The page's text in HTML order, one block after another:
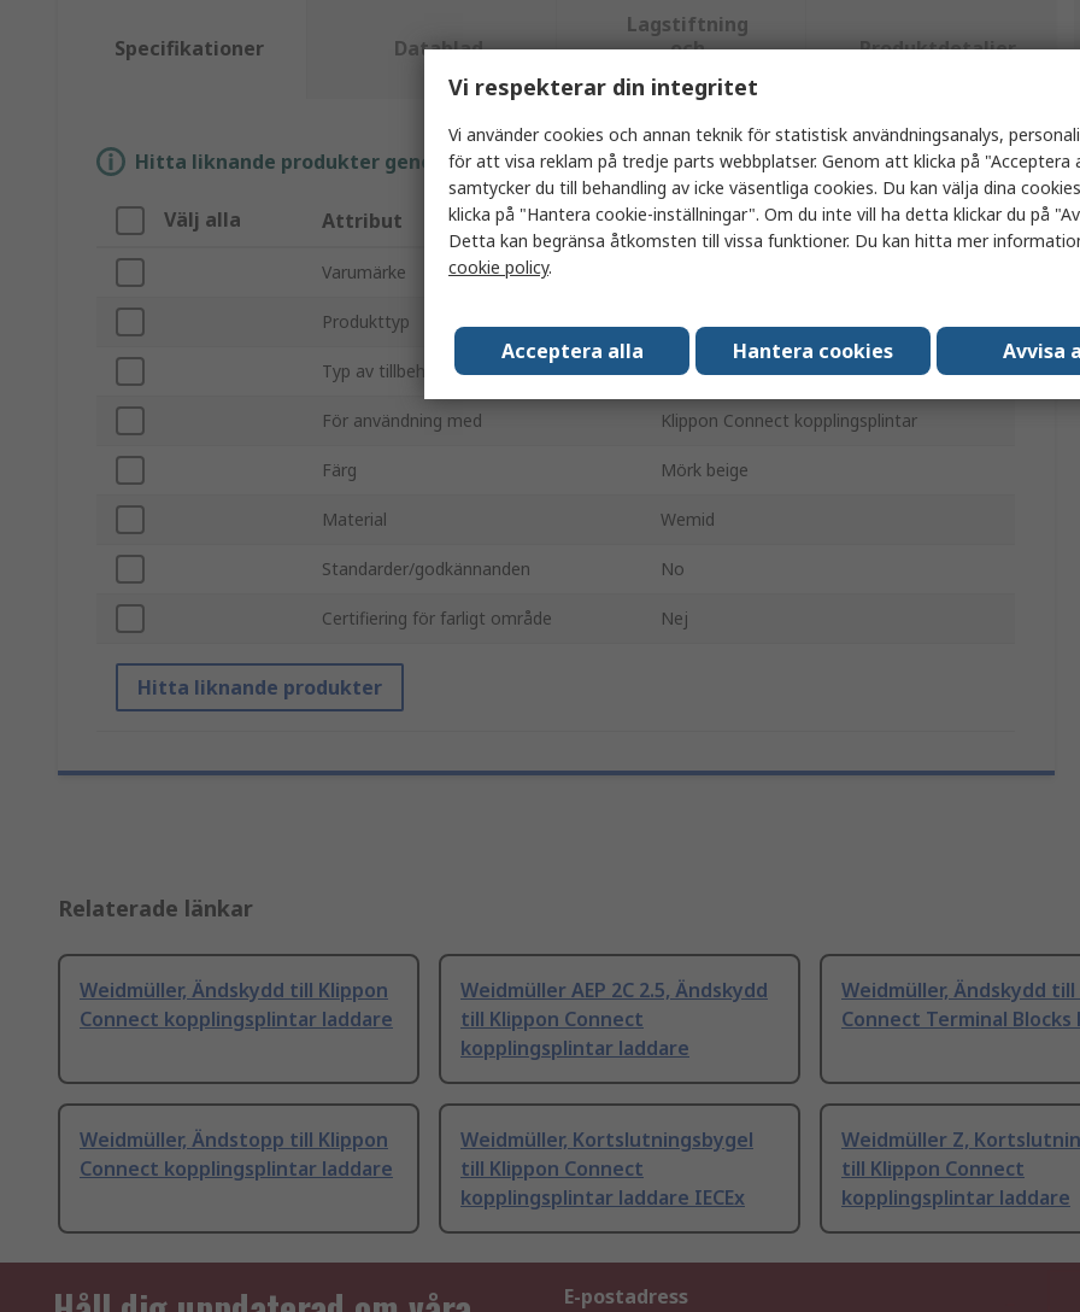
Specifikationer
Datablad
Lagstiftning
och
ursprungsland
Produktdetaljer
Hitta liknande produkter genom att välja ett eller flera attribut.
Välj alla Attribut Värde
Varumärke
Produkttyp Adapterhylsa
Typ av tillbehör Ändskydd
För användning med Klippon Connect kopplingsplintar
Färg Mörk beige
Material Wemid
Standarder/godkännanden No
Certifiering för farligt område Nej
Hitta liknande produkter
Relaterade länkar
Weidmüller, Ändskydd till Klippon
Connect kopplingsplintar laddare
Weidmüller AEP 2C 2.5, Ändskydd
till Klippon Connect
kopplingsplintar laddare
Weidmüller, Ändskydd till
Connect Terminal Blocks
Weidmüller, Ändstopp till Klippon
Connect kopplingsplintar laddare
Weidmüller, Kortslutningsbygel
till Klippon Connect
kopplingsplintar laddare IECEx
Weidmüller Z,
till Klippon Connect
kopplingsplintar laddare
E-postadress
Vi respekterar din integritet
Vi använder cookies och annan teknik för statistisk användningsanalys,
för att visa reklam på tredje parts webbplatser. Genom att klicka på "Acceptera
samtycker du till behandling av icke väsentliga cookies. Du kan välja dina
klicka på "Hantera cookie-inställningar". Om du inte vill ha detta klickar du på
Detta kan begränsa åtkomsten till vissa funktioner. Du kan hitta mer
cookie policy.
Acceptera alla Hantera cookies Avvisa